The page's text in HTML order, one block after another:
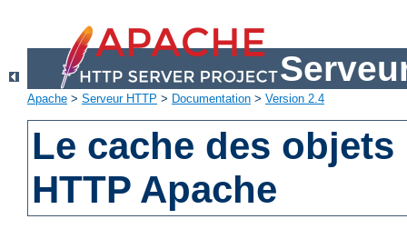
Apache > Serveur HTTP > Documentation > Version 2.4
Le cache des
HTTP Apache